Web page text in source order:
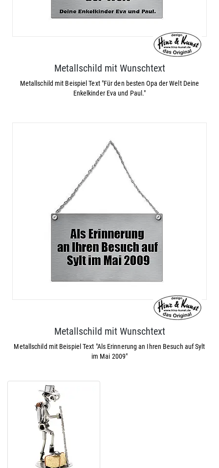
Metallschild mit Wunschtext
Metallschild mit Beispiel Text "Für den besten Opa der Welt Deine
Enkelkinder Eva und Paul."
Metallschild mit Wunschtext
Metallschild mit Beispiel Text "Als Erinnerung an Ihren Besuch auf Sylt
im Mai 2009"